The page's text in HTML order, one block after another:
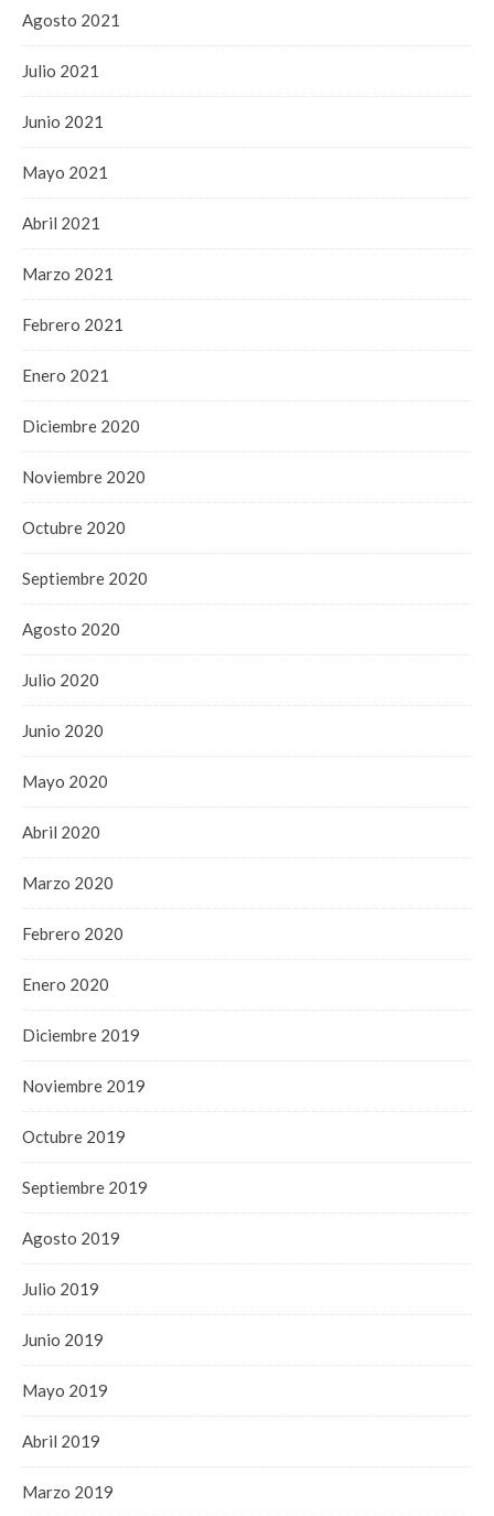
Agosto 2021
Julio 2021
Junio 2021
Mayo 2021
Abril 2021
Marzo 2021
Febrero 2021
Enero 2021
Diciembre 2020
Noviembre 2020
Octubre 2020
Septiembre 2020
Agosto 2020
Julio 2020
Junio 2020
Mayo 2020
Abril 2020
Marzo 2020
Febrero 2020
Enero 2020
Diciembre 2019
Noviembre 2019
Octubre 2019
Septiembre 2019
Agosto 2019
Julio 2019
Junio 2019
Mayo 2019
Abril 2019
Marzo 2019